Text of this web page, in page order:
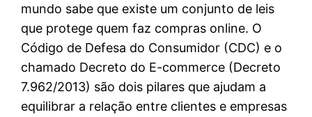
mundo sabe que existe um conjunto de leis
que protege quem faz compras online. O
Código de Defesa do Consumidor (CDC) e o
chamado Decreto do E-commerce (Decreto
7.962/2013) são dois pilares que ajudam a
equilibrar a relação entre clientes e empresas